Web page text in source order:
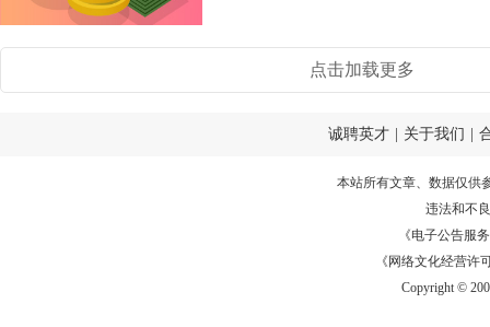
点击加载更多
诚聘英才 关于我们
本站所有文章、数据仅供
违法和不
《电子公告服务
《网络文化经营许
Copyright ©